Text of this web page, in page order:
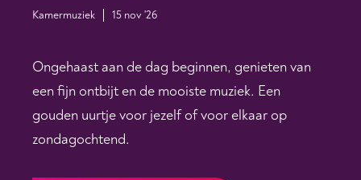
Kamermuziek 15 nov '26
Ongehaast aan de dag beginnen, genieten van
een fijn ontbijt en de mooiste muziek. Een
gouden uurtje voor jezelf of voor elkaar op
zondagochtend.